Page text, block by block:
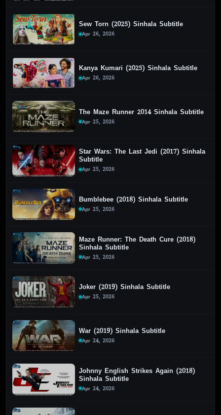
Sew Torn (2025) Sinhala Subtitle
Apr 26, 2026
Kanya Kumari (2025) Sinhala Subtitle
Apr 26, 2026
The Maze Runner 2014 Sinhala Subtitle
Apr 25, 2026
Star Wars: The Last Jedi (2017) Sinhala
Subtitle
Apr 25, 2026
Bumblebee (2018) Sinhala Subtitle
Apr 25, 2026
Maze Runner: The Death Cure (2018)
Sinhala Subtitle
Apr 25, 2026
Joker (2019) Sinhala Subtitle
Apr 25, 2026
War (2019) Sinhala Subtitle
Apr 24, 2026
Johnny English Strikes Again (2018)
Sinhala Subtitle
Apr 24, 2026